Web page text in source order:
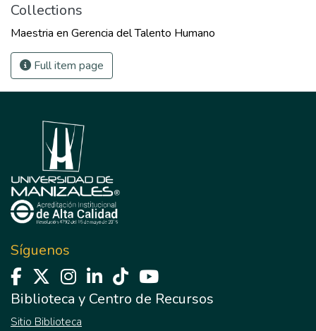
Collections
Maestria en Gerencia del Talento Humano
Full item page
Síguenos
Biblioteca y Centro de Recursos
Sitio Biblioteca